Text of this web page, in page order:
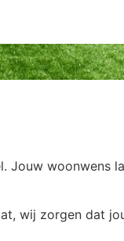
Jouw woonwens
wij zorgen dat